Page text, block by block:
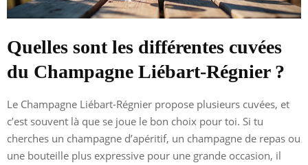
Quelles sont les différentes cuvées
du Champagne Liébart-Régnier ?
Le Champagne Liébart-Régnier propose plusieurs cuvées, et
c’est souvent là que se joue le bon choix pour toi. Si tu
cherches un champagne d’apéritif, un champagne de repas ou
une bouteille plus expressive pour une grande occasion, il